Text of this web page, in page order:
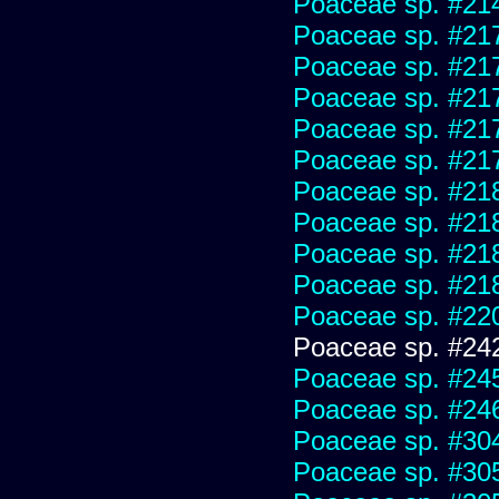
Poaceae sp.
Poaceae sp.
Poaceae sp.
Poaceae sp.
Poaceae sp.
Poaceae sp.
Poaceae sp.
Poaceae sp.
Poaceae sp.
Poaceae sp.
Poaceae sp.
Poaceae sp.
Poaceae sp.
Poaceae sp.
Poaceae sp.